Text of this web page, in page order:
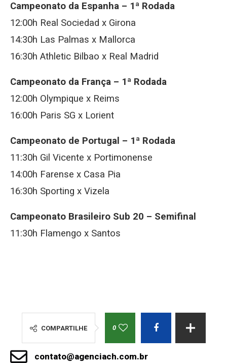
Campeonato da Espanha – 1ª Rodada
12:00h Real Sociedad x Girona
14:30h Las Palmas x Mallorca
16:30h Athletic Bilbao x Real Madrid
Campeonato da França – 1ª Rodada
12:00h Olympique x Reims
16:00h Paris SG x Lorient
Campeonato de Portugal – 1ª Rodada
11:30h Gil Vicente x Portimonense
14:00h Farense x Casa Pia
16:30h Sporting x Vizela
Campeonato Brasileiro Sub 20 – Semifinal
11:30h Flamengo x Santos
COMPARTILHE 0
contato@agenciach.com.br